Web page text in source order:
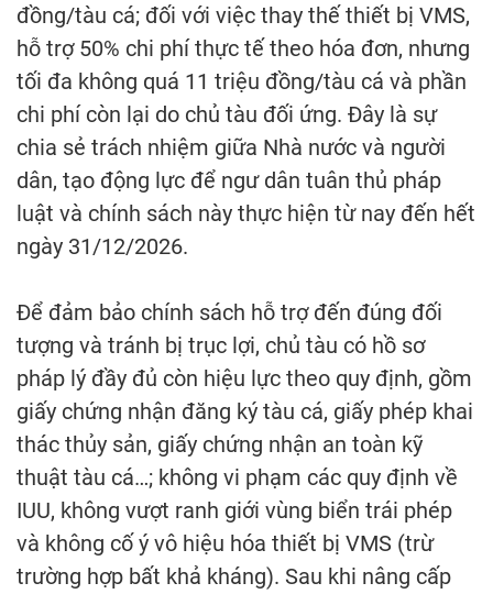
đồng/tàu cá; đối với việc thay thế thiết bị VMS,
hỗ trợ 50% chi phí thực tế theo hóa đơn, nhưng
tối đa không quá 11 triệu đồng/tàu cá và phần
chi phí còn lại do chủ tàu đối ứng. Đây là sự
chia sẻ trách nhiệm giữa Nhà nước và người
dân, tạo động lực để ngư dân tuân thủ pháp
luật và chính sách này thực hiện từ nay đến hết
ngày 31/12/2026.
Để đảm bảo chính sách hỗ trợ đến đúng đối
tượng và tránh bị trục lợi, chủ tàu có hồ sơ
pháp lý đầy đủ còn hiệu lực theo quy định, gồm
giấy chứng nhận đăng ký tàu cá, giấy phép khai
thác thủy sản, giấy chứng nhận an toàn kỹ
thuật tàu cá…; không vi phạm các quy định về
IUU, không vượt ranh giới vùng biển trái phép
và không cố ý vô hiệu hóa thiết bị VMS (trừ
trường hợp bất khả kháng). Sau khi nâng cấp